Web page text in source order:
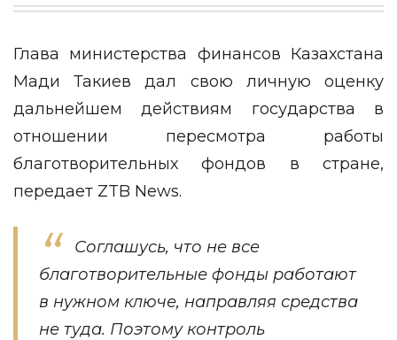
Глава министерства финансов Казахстана
Мади Такиев дал свою личную оценку
дальнейшем действиям государства в
отношении пересмотра работы
благотворительных фондов в стране,
передает ZTB News.
Соглашусь, что не все
благотворительные фонды работают
в нужном ключе, направляя средства
не туда. Поэтому контроль